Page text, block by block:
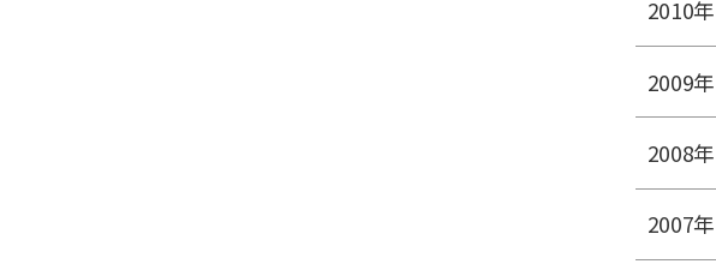
2010年
2009年
2008年
2007年